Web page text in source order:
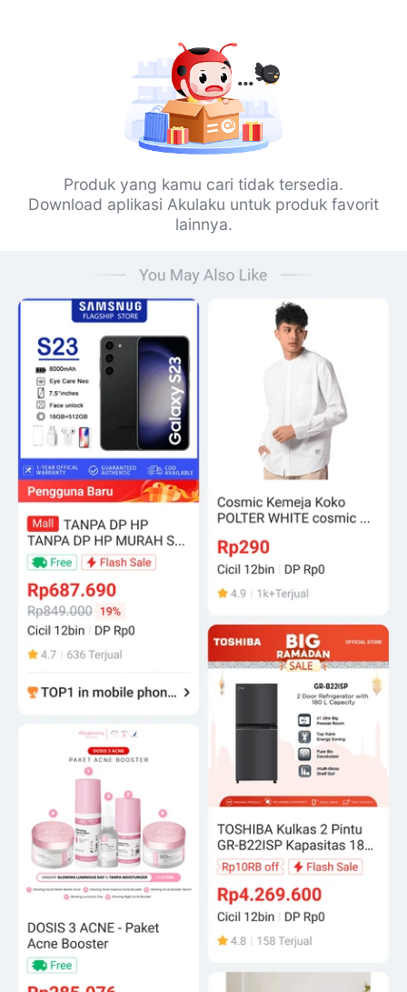
Produk yang kamu cari tidak tersedia.
Download aplikasi Akulaku untuk produk favorit
lainnya.